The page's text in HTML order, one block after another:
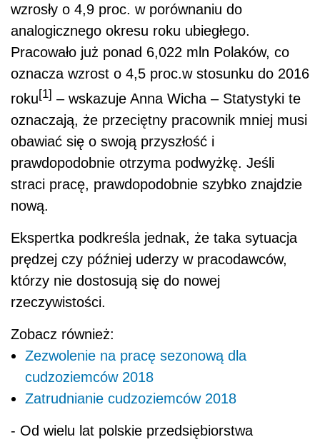
wzrosły o 4,9 proc. w porównaniu do
analogicznego okresu roku ubiegłego.
Pracowało już ponad 6,022 mln Polaków, co
oznacza wzrost o 4,5 proc.w stosunku do 2016
roku[1] – wskazuje Anna Wicha – Statystyki te
oznaczają, że przeciętny pracownik mniej musi
obawiać się o swoją przyszłość i
prawdopodobnie otrzyma podwyżkę. Jeśli
straci pracę, prawdopodobnie szybko znajdzie
nową.
Ekspertka podkreśla jednak, że taka sytuacja
prędzej czy później uderzy w pracodawców,
którzy nie dostosują się do nowej
rzeczywistości.
Zobacz również:
Zezwolenie na pracę sezonową dla
cudzoziemców 2018
Zatrudnianie cudzoziemców 2018
- Od wielu lat polskie przedsiębiorstwa